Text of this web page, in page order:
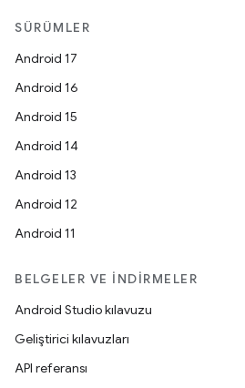
SÜRÜMLER
Android 17
Android 16
Android 15
Android 14
Android 13
Android 12
Android 11
BELGELER VE İNDIRMELER
Android Studio kılavuzu
Geliştirici kılavuzları
API referansı